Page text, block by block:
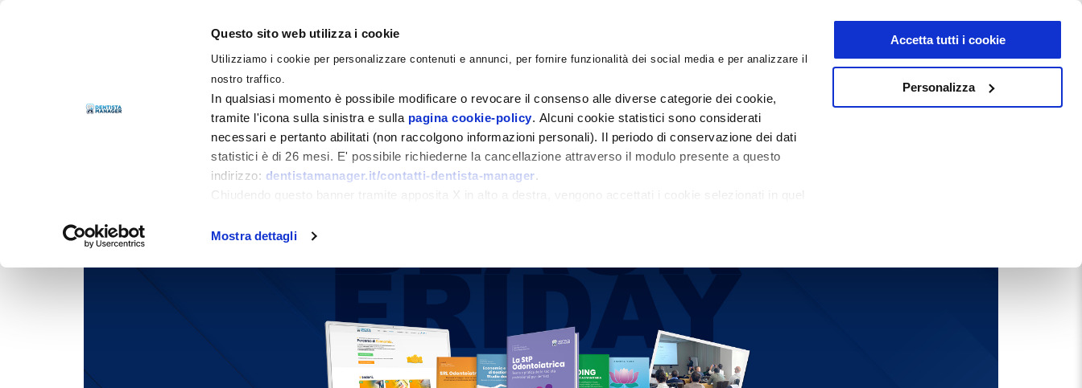
Questo sito web utilizza i cookie
Utilizziamo i cookie per personalizzare contenuti e annunci, per fornire funzionalità dei social media e per analizzare il
nostro traffico.
In qualsiasi momento è possibile modificare o revocare il consenso alle diverse categorie dei cookie,
tramite l'icona sulla sinistra e sulla pagina cookie-policy. Alcuni cookie statistici sono considerati
necessari e pertanto abilitati (non raccolgono informazioni personali). Il periodo di conservazione dei dati
statistici è di 26 mesi. E' possibile richiederne la cancellazione attraverso il modulo presente a questo
indirizzo: dentistamanager.it/contatti-dentista-manager.
Chiudendo questo banner tramite apposita X in alto a destra, vengono accettati i cookie selezionati in quel
Mostra dettagli
Accetta tutti i cookie
Personalizza
NEWSLETTER
DOCUMENTI 0 0